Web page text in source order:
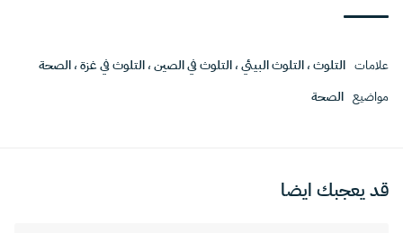
علامات التلوث،التلوث البيئي،التلوث في الصين،التلوث في غزة،الصحة
مواضيع الصحة
قد يعجبك ايضا